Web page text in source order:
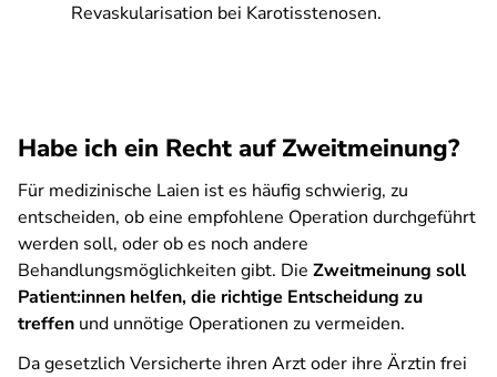
Revaskularisation bei Karotisstenosen.
Habe ich ein Recht auf Zweitmeinung?
Für medizinische Laien ist es häufig schwierig, zu
entscheiden, ob eine empfohlene Operation durchgeführt
werden soll, oder ob es noch andere
Behandlungsmöglichkeiten gibt. Die Zweitmeinung soll
Patient:innen helfen, die richtige Entscheidung zu
treffen und unnötige Operationen zu vermeiden.
Da gesetzlich Versicherte ihren Arzt oder ihre Ärztin frei